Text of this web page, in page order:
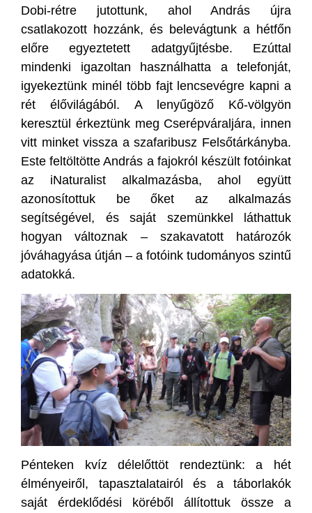
Dobi-rétre jutottunk, ahol András újra
csatlakozott hozzánk, és belevágtunk a hétfőn
előre egyeztetett adatgyűjtésbe. Ezúttal
mindenki igazoltan használhatta a telefonját,
igyekeztünk minél több fajt lencsevégre kapni a
rét élővilágából. A lenyűgöző Kő-völgyön
keresztül érkeztünk meg Cserépváraljára, innen
vitt minket vissza a szafaribusz Felsőtárkányba.
Este feltöltötte András a fajokról készült fotóinkat
az iNaturalist alkalmazásba, ahol együtt
azonosítottuk be őket az alkalmazás
segítségével, és saját szemünkkel láthattuk
hogyan változnak – szakavatott határozók
jóváhagyása útján – a fotóink tudományos szintű
adatokká.
Pénteken kvíz délelőttöt rendeztünk: a hét
élményeiről, tapasztalatairól és a táborlakók
saját érdeklődési köréből állítottuk össze a